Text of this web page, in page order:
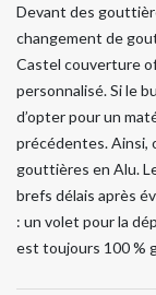
Devant des
changement de
Castel couverture
personnalisé. Si le
d’opter pour un
précédentes. Ainsi,
gouttières en Alu.
brefs délais après
: un volet pour la
est toujours 100 %